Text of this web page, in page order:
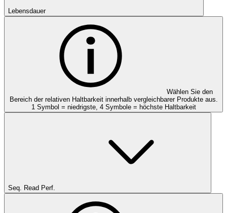
Lebensdauer
Wählen Sie den
Bereich der relativen Haltbarkeit innerhalb vergleichbarer Produkte aus.
1 Symbol = niedrigste, 4 Symbole = höchste Haltbarkeit
Seq. Read Perf.